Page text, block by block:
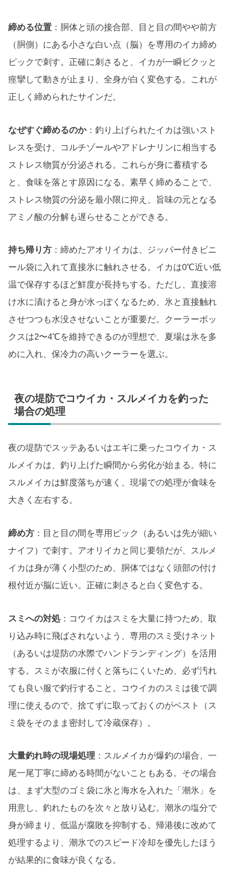
締める位置 ：胴体と頭の接合部、目と目の間やや前方
（胴側）にある小さな白い点（脳）を専用のイカ締め
ピックで刺す。正確に刺さると、イカが一瞬ビクッと
痙攣して動きが止まり、全身が白く変色する。これが
正しく締められたサインだ。
なぜすぐ締めるのか：釣り上げられたイカは強いスト
レスを受け、コルチゾールやアドレナリンに相当する
ストレス物質が分泌される。これらが身に蓄積する
と、食味を落とす原因になる。素早く締めることで、
ストレス物質の分泌を最小限に抑え、旨味の元となる
アミノ酸の分解も遅らせることができる。
持ち帰り方 ：締めたアオリイカは、ジッパー付きビニ
ール袋に入れて直接氷に触れさせる。イカは0℃近い低
温で保存するほど鮮度が長持ちする。ただし、直接溶
け水に漬けると身が水っぽくなるため、氷と直接触れ
させつつも水没させないことが重要だ。クーラーボッ
クスは2〜4℃を維持できるのが理想で、夏場は氷を多
めに入れ、保冷力の高いクーラーを選ぶ。
夜の堤防でコウイカ・スルメイカを釣った
場合の処理
夜の堤防でスッテあるいはエギに乗ったコウイカ・ス
ルメイカは、釣り上げた瞬間から劣化が始まる。特に
スルメイカは鮮度落ちが速く、現場での処理が食味を
大きく左右する。
締め方 ：目と目の間を専用ピック（あるいは先が細い
ナイフ）で刺す。アオリイカと同じ要領だが、スルメ
イカは身が薄く小型のため、胴体ではなく頭部の付け
根付近が脳に近い。正確に刺さると白く変色する。
スミへの対処 ：コウイカはスミを大量に持つため、取
り込み時に飛ばされないよう、専用のスミ受けネット
（あるいは堤防の水際でハンドランディング）を活用
する。スミが衣服に付くと落ちにくいため、必ず汚れ
ても良い服で釣行すること。コウイカのスミは後で調
理に使えるので、捨てずに取っておくのがベスト（ス
ミ袋をそのまま密封して冷蔵保存）。
大量釣れ時の現場処理 ：スルメイカが爆釣の場合、一
尾一尾丁寧に締める時間がないこともある。その場合
は、まず大型のゴミ袋に氷と海水を入れた「潮氷」を
用意し、釣れたものを次々と放り込む。潮氷の塩分で
身が締まり、低温が腐敗を抑制する。帰港後に改めて
処理するより、潮氷でのスピード冷却を優先したほう
が結果的に食味が良くなる。